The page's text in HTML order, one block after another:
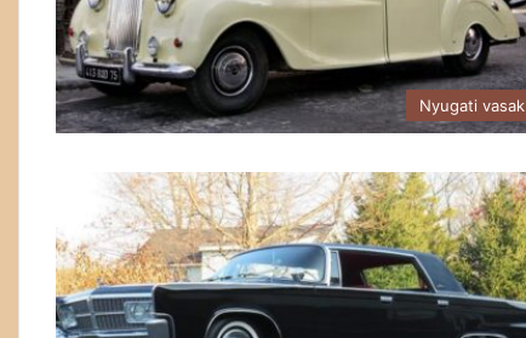
Nyugati vasak